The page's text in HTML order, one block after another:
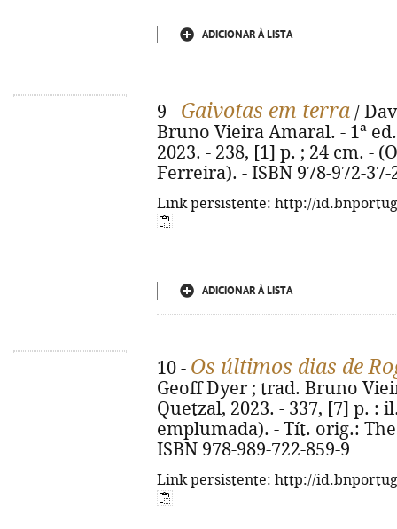
ADICIONAR À LISTA
9 - Gaivotas em terra /
Bruno Vieira Amaral. - 1ª
2023. - 238, [1] p. ; 24 cm. -
Ferreira). - ISBN 978-972-37-
Link persistente: http://
ADICIONAR À LISTA
10 - Os últimos dias de
Geoff Dyer ; trad. Bruno
Quetzal, 2023. - 337, [7] p. :
emplumada). - Tít. orig.:
ISBN 978-989-722-859-9
Link persistente: http://